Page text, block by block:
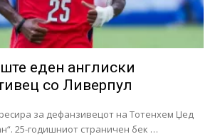
еден англиски
со Ливерпул
за дефанзивецот на Тотенхем Џед
25-годишниот страничен бек …